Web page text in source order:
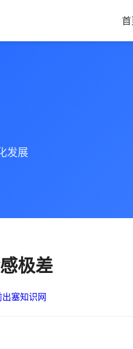
首
发展
极差
出塞知识网